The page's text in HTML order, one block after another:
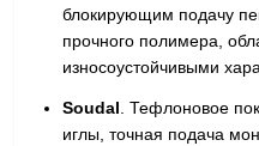
блокирующим подачу
прочного полимера,
износоустойчивыми
Soudal. Тефлоновое
иглы, точная подача